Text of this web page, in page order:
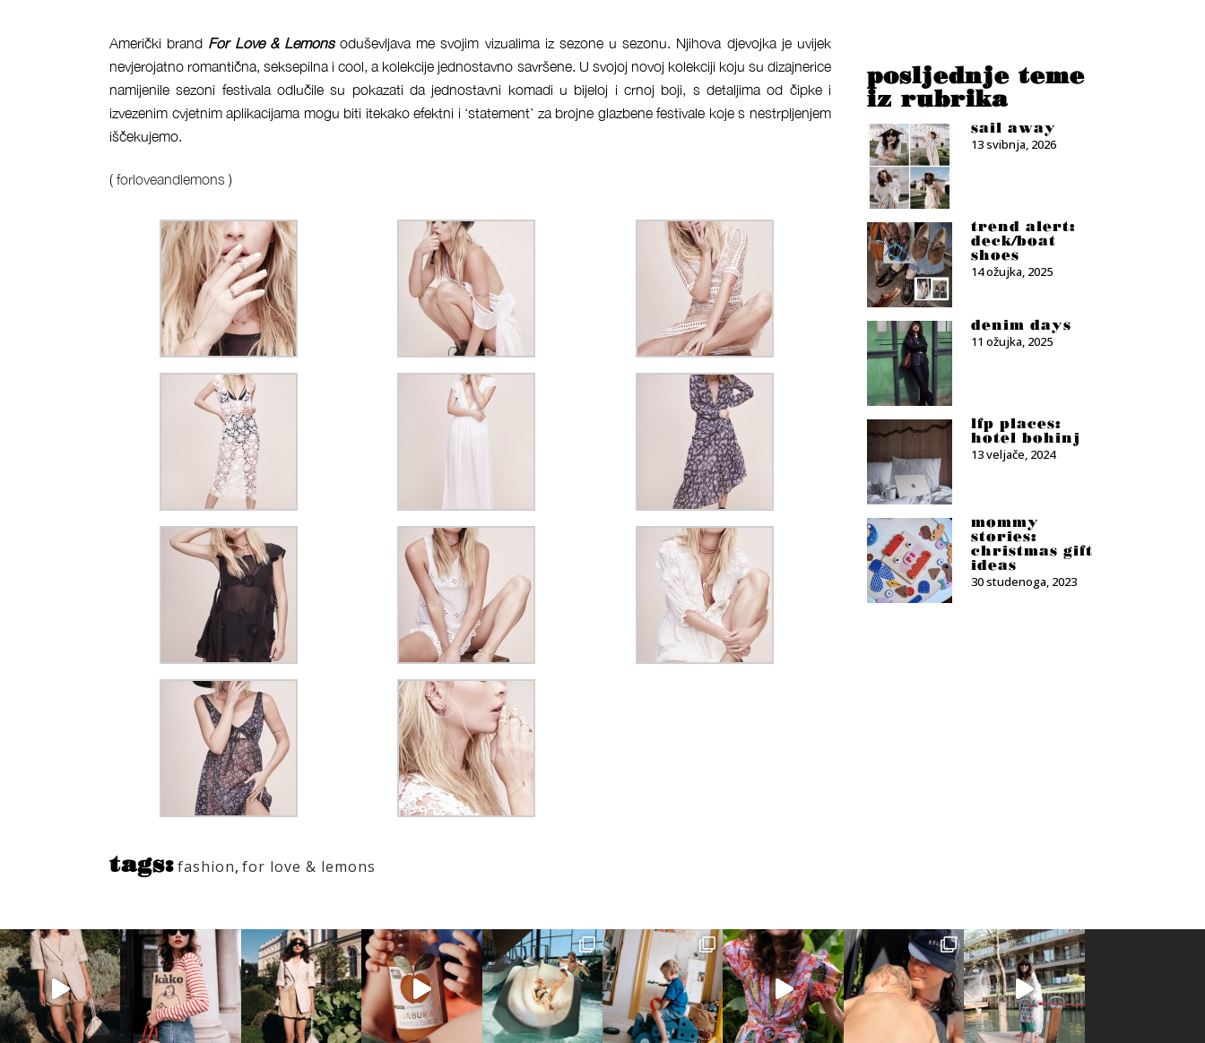
Američki brand For Love & Lemonsoduševljava me svojim vizualima iz sezone u sezonu. Njihova djevojka je uvijek
nevjerojatno romantična, seksepilna i cool, a kolekcije jednostavno savršene. U svojoj novoj kolekciji koju su dizajnerice
namijenile sezoni festivala odlučile su pokazati da jednostavni komadi u bijeloj i crnoj boji, s detaljima od čipke i
izvezenim cvjetnim aplikacijama mogu biti itekako efektni i ‘statement’ za brojne glazbene festivale koje s nestrpljenjem
iščekujemo.
( forloveandlemons )
tags:fashion, for love & lemons
posljednje teme
iz rubrika
sail away
13 svibnja, 2026
trend alert:
deck/boat
shoes
14 ožujka, 2025
denim days
11 ožujka, 2025
lfp places:
hotel bohinj
13 veljače, 2024
mommy
stories:
christmas gift
ideas
30 studenoga, 2023